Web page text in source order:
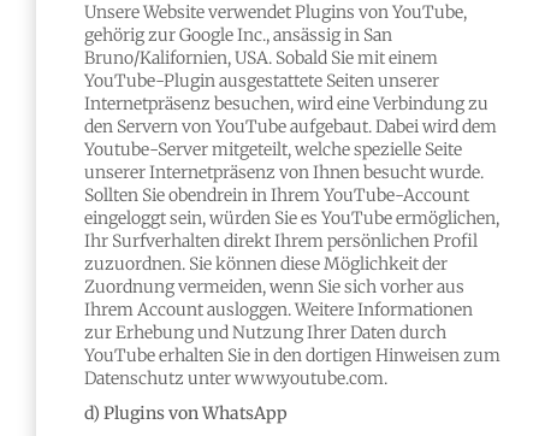
Unsere Website verwendet Plugins von YouTube,
gehörig zur Google Inc., ansässig in San
Bruno/Kalifornien, USA. Sobald Sie mit einem
YouTube-Plugin ausgestattete Seiten unserer
Internetpräsenz besuchen, wird eine Verbindung zu
den Servern von YouTube aufgebaut. Dabei wird dem
Youtube-Server mitgeteilt, welche spezielle Seite
unserer Internetpräsenz von Ihnen besucht wurde.
Sollten Sie obendrein in Ihrem YouTube-Account
eingeloggt sein, würden Sie es YouTube ermöglichen,
Ihr Surfverhalten direkt Ihrem persönlichen Profil
zuzuordnen. Sie können diese Möglichkeit der
Zuordnung vermeiden, wenn Sie sich vorher aus
Ihrem Account ausloggen. Weitere Informationen
zur Erhebung und Nutzung Ihrer Daten durch
YouTube erhalten Sie in den dortigen Hinweisen zum
Datenschutz unter www.youtube.com.
d) Plugins von WhatsApp